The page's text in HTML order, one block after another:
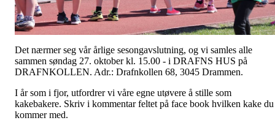
Det nærmer seg vår årlige sesongavslutning, og vi samles alle
sammen søndag 27. oktober kl. 15.00 - i DRAFNS HUS på
DRAFNKOLLEN. Adr.: Drafnkollen 68, 3045 Drammen.
I år som i fjor, utfordrer vi våre egne utøvere å stille som
kakebakere. Skriv i kommentar feltet på face book hvilken kake du
kommer med.